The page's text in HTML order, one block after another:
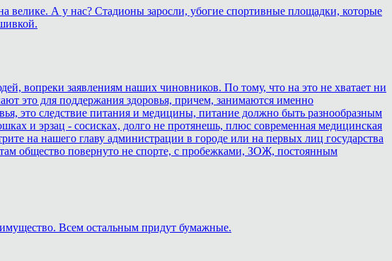
велике. А у нас? Стадионы заросли, убогие спортивные площадки, которые
вопреки заявлениям наших чиновников. По тому, что на это не хватает ни
это для поддержания здоровья, причем, занимаются именно
это следствие питания и медицины, питание должно быть разнообразным
и эрзац - сосисках, долго не протянешь, плюс современная медицинская
на нашего главу администрации в городе или на первых лиц государства
общество повернуто не спорте, с пробежками, ЗОЖ, постоянным
имущество. Всем остальным придут бумажные.